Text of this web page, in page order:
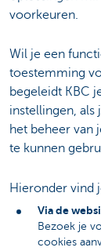
voorkeuren.
Wil je een
toestemming
begeleidt KBC
instellingen, als
het beheer van
te kunnen
Hieronder vind
Via de
Bezoek je
cookies